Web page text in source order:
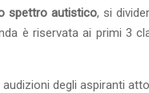
spettro autistico, si
è riservata ai primi 3
degli aspiranti